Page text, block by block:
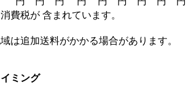
費税が 含まれています。
は追加送料がかかる場合があります。
ミング